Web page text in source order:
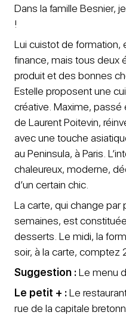
Dans la famille Besnier,
!
Lui cuistot de formation,
finance, mais tous deux
produit et des bonnes
Estelle proposent une
créative. Maxime, passé
de Laurent Poitevin,
avec une touche
au Peninsula, à Paris.
chaleureux, moderne,
d’un certain chic.
La carte, qui change
semaines, est
desserts. Le midi, la
soir, à la carte, comptez
Suggestion :Le menu
Le petit + :Le
rue de la capitale